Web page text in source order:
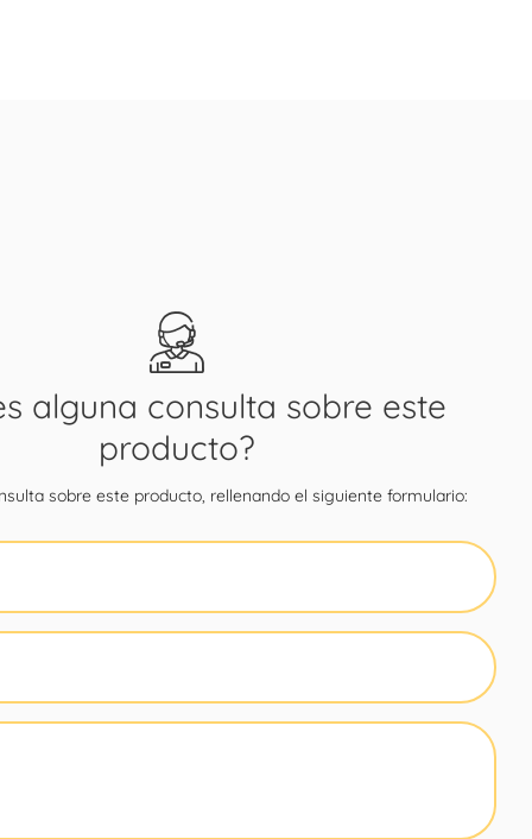
alguna consulta sobre este
producto?
sobre este producto, rellenando el siguiente formulario: